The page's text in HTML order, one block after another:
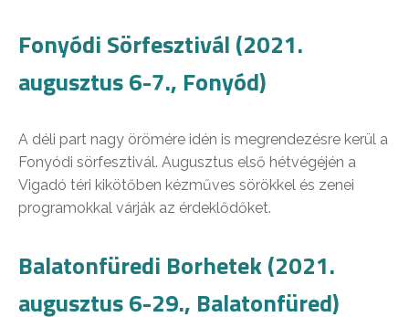
Fonyódi Sörfesztivál (2021.
augusztus 6-7., Fonyód)
A déli part nagy örömére idén is megrendezésre kerül a
Fonyódi sörfesztivál. Augusztus első hétvégéjén a
Vigadó téri kikötőben kézműves sörökkel és zenei
programokkal várják az érdeklődőket.
Balatonfüredi Borhetek (2021.
augusztus 6-29., Balatonfüred)